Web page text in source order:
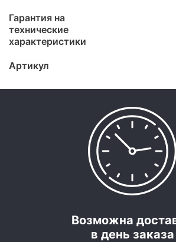
Гарантия на
технические
характеристики
Артикул
Возможна
в день заказа